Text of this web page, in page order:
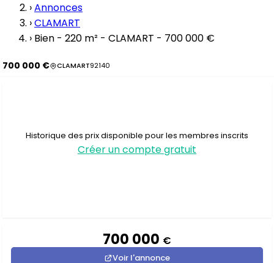
›Annonces
›CLAMART
› Bien - 220 m² - CLAMART - 700 000 €
700 000 € CLAMART92140
Historique des prix disponible pour les membres inscrits
Créer un compte gratuit
700 000 €
Voir l'annonce